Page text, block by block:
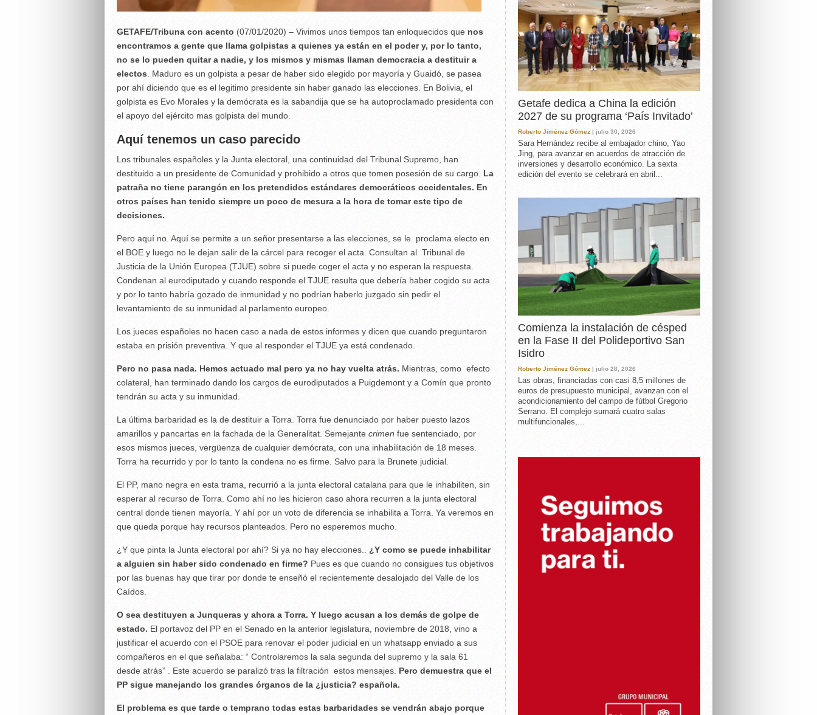
GETAFE/Tribuna con acento (07/01/2020) – Vivimos unos tiempos tan enloquecidos que nos
encontramos a gente que llama golpistas a quienes ya están en el poder y, por lo tanto,
no se lo pueden quitar a nadie, y los mismos y mismas llaman democracia a destituir a
electos . Maduro es un golpista a pesar de haber sido elegido por mayoría y Guaidó, se pasea
por ahí diciendo que es el legitimo presidente sin haber ganado las elecciones. En Bolivia, el
golpista es Evo Morales y la demócrata es la sabandija que se ha autoproclamado presidenta con
el apoyo del ejército mas golpista del mundo.
Aquí tenemos un caso parecido
Los tribunales españoles y la Junta electoral, una continuidad del Tribunal Supremo, han
destituido a un presidente de Comunidad y prohibido a otros que tomen posesión de su cargo. La
patraña no tiene parangón en los pretendidos estándares democráticos occidentales. En
otros países han tenido siempre un poco de mesura a la hora de tomar este tipo de
decisiones.
Pero aquí no. Aquí se permite a un señor presentarse a las elecciones, se le proclama electo en
el BOE y luego no le dejan salir de la cárcel para recoger el acta. Consultan al Tribunal de
Justicia de la Unión Europea (TJUE) sobre si puede coger el acta y no esperan la respuesta.
Condenan al eurodiputado y cuando responde el TJUE resulta que debería haber cogido su acta
y por lo tanto habría gozado de inmunidad y no podrían haberlo juzgado sin pedir el
levantamiento de su inmunidad al parlamento europeo.
Los jueces españoles no hacen caso a nada de estos informes y dicen que cuando preguntaron
estaba en prisión preventiva. Y que al responder el TJUE ya está condenado.
Pero no pasa nada. Hemos actuado mal pero ya no hay vuelta atrás. Mientras, como efecto
colateral, han terminado dando los cargos de eurodiputados a Puigdemont y a Comín que pronto
tendrán su acta y su inmunidad.
La última barbaridad es la de destituir a Torra. Torra fue denunciado por haber puesto lazos
amarillos y pancartas en la fachada de la Generalitat. Semejante crimen fue sentenciado, por
esos mismos jueces, vergüenza de cualquier demócrata, con una inhabilitación de 18 meses.
Torra ha recurrido y por lo tanto la condena no es firme. Salvo para la Brunete judicial.
El PP, mano negra en esta trama, recurrió a la junta electoral catalana para que le inhabiliten, sin
esperar al recurso de Torra. Como ahí no les hicieron caso ahora recurren a la junta electoral
central donde tienen mayoría. Y ahí por un voto de diferencia se inhabilita a Torra. Ya veremos en
que queda porque hay recursos planteados. Pero no esperemos mucho.
¿Y que pinta la Junta electoral por ahí? Si ya no hay elecciones.. ¿Y como se puede inhabilitar
a alguien sin haber sido condenado en firme? Pues es que cuando no consigues tus objetivos
por las buenas hay que tirar por donde te enseñó el recientemente desalojado del Valle de los
Caídos.
O sea destituyen a Junqueras y ahora a Torra. Y luego acusan a los demás de golpe de
estado. El portavoz del PP en el Senado en la anterior legislatura, noviembre de 2018, vino a
justificar el acuerdo con el PSOE para renovar el poder judicial en un whatsapp enviado a sus
compañeros en el que señalaba: “ Controlaremos la sala segunda del supremo y la sala 61
desde atrás” . Este acuerdo se paralizó tras la filtración estos mensajes. Pero demuestra que el
PP sigue manejando los grandes órganos de la ¿justicia? española.
El problema es que tarde o temprano todas estas barbaridades se vendrán abajo porque
Getafe dedica a China la edición
2027 de su programa ‘País Invitado’
Roberto Jiménez Gómez | julio 30, 2026
Sara Hernández recibe al embajador chino, Yao
Jing, para avanzar en acuerdos de atracción de
inversiones y desarrollo económico. La sexta
edición del evento se celebrará en abril...
Comienza la instalación de césped
en la Fase II del Polideportivo San
Isidro
Roberto Jiménez Gómez | julio 28, 2026
Las obras, financiadas con casi 8,5 millones de
euros de presupuesto municipal, avanzan con el
acondicionamiento del campo de fútbol Gregorio
Serrano. El complejo sumará cuatro salas
multifuncionales,...